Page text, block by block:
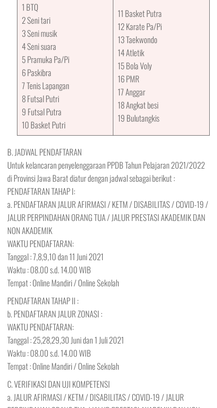
1 BTQ
2 Seni tari
3 Seni musik
4 Seni suara
5 Pramuka Pa/Pi
6 Paskibra
7 Tenis Lapangan
8 Futsal Putri
9 Futsal Putra
10 Basket Putri
11 Basket Putra
12 Karate Pa/Pi
13 Taekwondo
14 Atletik
15 Bola Voly
16 PMR
17 Anggar
18 Angkat besi
19 Bulutangkis
B. JADWAL PENDAFTARAN
Untuk kelancaran penyelenggaraan PPDB Tahun Pelajaran 2021/2022
di Provinsi Jawa Barat diatur dengan jadwal sebagai berikut :
PENDAFTARAN TAHAP I:
a. PENDAFTARAN JALUR AFIRMASI / KETM / DISABILITAS / COVID-19 /
JALUR PERPINDAHAN ORANG TUA / JALUR PRESTASI AKADEMIK DAN
NON AKADEMIK
WAKTU PENDAFTARAN:
Tanggal : 7,8,9,10 dan 11 Juni 2021
Waktu : 08.00 s.d. 14.00 WIB
Tempat : Online Mandiri / Online Sekolah
PENDAFTARAN TAHAP II :
b. PENDAFTARAN JALUR ZONASI :
WAKTU PENDAFTARAN:
Tanggal : 25,28,29,30 Juni dan 1 Juli 2021
Waktu : 08.00 s.d. 14.00 WIB
Tempat : Online Mandiri / Online Sekolah
C. VERIFIKASI DAN UJI KOMPETENSI
a. JALUR AFIRMASI / KETM / DISABILITAS / COVID-19 / JALUR